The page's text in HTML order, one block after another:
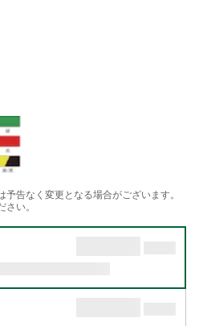
告なく変更となる場合がございます。
い。